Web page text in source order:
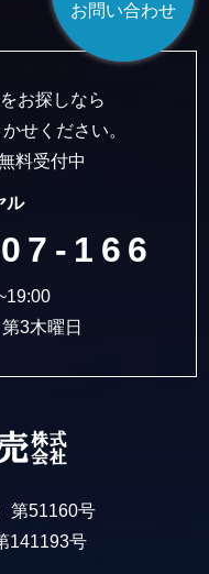
お問い合わせ
お探しなら
せください。
料受付中
ル
166
3木曜日
第51160号
号